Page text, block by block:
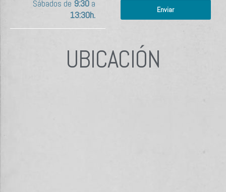
Sábados de 9:30a
13:30h.
Enviar
UBICACIÓN